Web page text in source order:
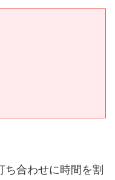
ち合わせに時間を割